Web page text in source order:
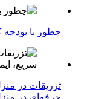
چطور با
تزریقات در
حرفه‌ای در